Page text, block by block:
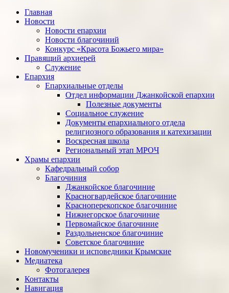
Главная
Новости
Новости епархии
Новости благочиний
Конкурс «Красота Божьего мира»
Правящий архиерей
Служение
Епархия
Епархиальные отделы
Отдел информации Джанкойской епархии
Полезные документы
Социальное служение
Документы епархиального отдела
религиозного образования и катехизации
Воскресная школа
Региональный этап МРОЧ
Храмы епархии
Кафедральный собор
Благочиния
Джанкойское благочиние
Красногвардейское благочиние
Красноперекопское благочиние
Нижнегорское благочиние
Первомайское благочиние
Раздольненское благочиние
Советское благочиние
Новомученики и исповедники Крымские
Медиатека
Фотогалерея
Контакты
Навигация